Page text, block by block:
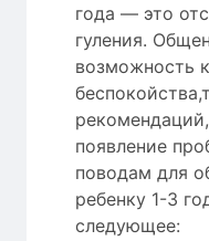
года — это
гуления.
возможность
появление
поводам для
ребенку 1-3
следующее: